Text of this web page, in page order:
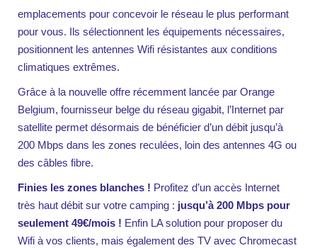
emplacements pour concevoir le réseau le plus performant
pour vous. Ils sélectionnent les équipements nécessaires,
positionnent les antennes Wifi résistantes aux conditions
climatiques extrêmes.
Grâce à la nouvelle offre récemment lancée par Orange
Belgium, fournisseur belge du réseau gigabit, l’Internet par
satellite permet désormais de bénéficier d’un débit jusqu’à
200 Mbps dans les zones reculées, loin des antennes 4G ou
des câbles fibre.
Finies les zones blanches ! Profitez d’un accès Internet
très haut débit sur votre camping : jusqu’à 200 Mbps pour
seulement 49€/mois ! Enfin LA solution pour proposer du
Wifi à vos clients, mais également des TV avec Chromecast